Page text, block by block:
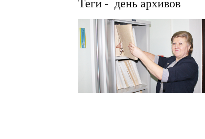
Теги - день архивов